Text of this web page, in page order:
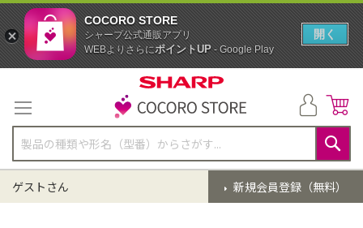
テ
ン
ツ
に
ス
キ
ッ
検
索
新規会員登録（無料）
ゲストさん
COCORO STORE
シャープ公式通販アプリ
WEBよりさらにポイントUP- Google Play
開く